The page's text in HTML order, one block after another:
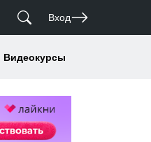
Вход
Видеокурсы